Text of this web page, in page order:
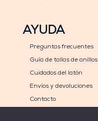
AYUDA
Preguntas frecuentes
Guía de tallas de anillos
Cuidados del latón
Envíos y devoluciones
Contacto